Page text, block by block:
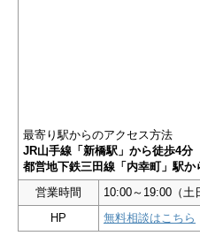
最寄り駅からのアクセス方法
JR山手線「新橋駅」から徒歩4分
都営地下鉄三田線「内幸町」駅か
営業時間
10:00～19:00（土
HP
無料相談はこちら